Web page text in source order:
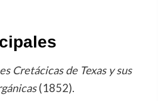
Cretácicas de Texas y sus
(1852).